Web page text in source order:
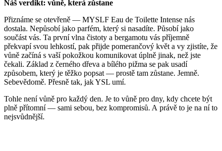
Náš verdikt: vůně, která zůstane
Přiznáme se otevřeně — MYSLF Eau de Toilette Intense nás
dostala. Nepůsobí jako parfém, který si nasadíte. Působí jako
součást vás. Ta první vlna čistoty a bergamotu vás příjemně
překvapí svou lehkostí, pak přijde pomerančový květ a vy zjistíte, že
vůně začíná s vaší pokožkou komunikovat úplně jinak, než jste
čekali. Základ z černého dřeva a bílého pižma se pak usadí
způsobem, který je těžko popsat — prostě tam zůstane. Jemně.
Sebevědomě. Přesně tak, jak YSL umí.
Tohle není vůně pro každý den. Je to vůně pro dny, kdy chcete být
plně přítomní — sami sebou, bez kompromisů. A právě to je na ní to
nejsvůdnější.